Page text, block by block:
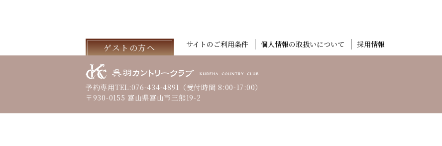
サイトのご利用条件 個人情報の取扱いについて 採用情報
ゲストの方へ
予約専用TEL:076-434-4891 （受付時間 8:00-17:00）
〒930-0155 富山県富山市三熊19-2